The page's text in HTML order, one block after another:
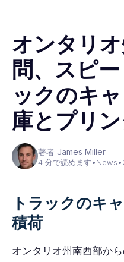
オンタリ
問、スピ
ックのキ
庫とプリ
著者 James Miller
4 分で読めます•News•
トラックのキ
積荷
オンタリオ州南西部か